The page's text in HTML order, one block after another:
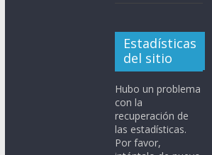
Estadísticas
del sitio
Hubo un problema
con la
recuperación de
las estadísticas.
Por favor,